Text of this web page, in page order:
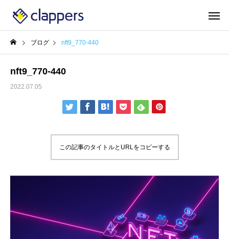
ブログ nft9_770-440
nft9_770-440
2022.07.05
この記事のタイトルとURLをコピーする